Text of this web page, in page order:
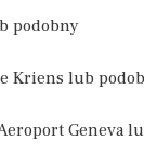
podobny
Kriens lub
Geneva